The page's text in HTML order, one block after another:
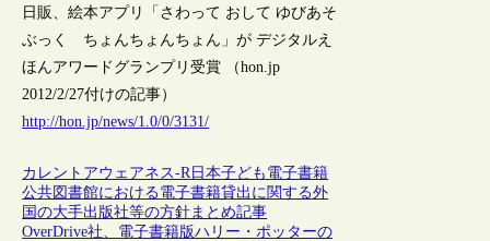
日販、絵本アプリ「さわって おして ゆびあそ
ぶっく ちょんちょんちょん」が デジタルえ
ほんアワードグランプリ受賞 （hon.jp
2012/2/27付けの記事）
http://hon.jp/news/1.0/0/3131/
カレントアウェアネス-R 日本子ども 電子書籍
公共図書館における電子書籍貸出に関する外
国の大手出版社等の方針まとめ記事
OverDrive社、電子書籍版ハリー・ポッターの